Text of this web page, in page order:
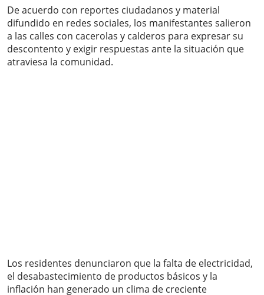
De acuerdo con reportes ciudadanos y material
difundido en redes sociales, los manifestantes salieron
a las calles con cacerolas y calderos para expresar su
descontento y exigir respuestas ante la situación que
atraviesa la comunidad.
Los residentes denunciaron que la falta de electricidad,
el desabastecimiento de productos básicos y la
inflación han generado un clima de creciente